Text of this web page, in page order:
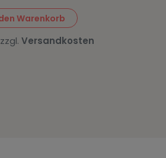
Warenkorb
Versandkosten